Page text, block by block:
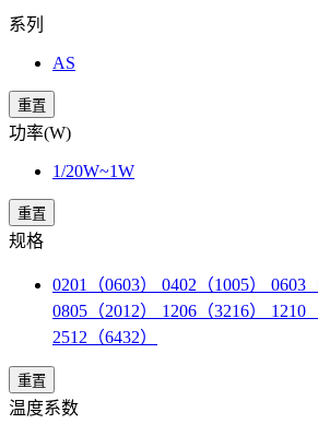
系列
AS
重置
功率(W)
1/20W~1W
重置
规格
0201（0603） 0402（1005） 0603
0805（2012） 1206（3216） 1210
2512（6432）
重置
温度系数